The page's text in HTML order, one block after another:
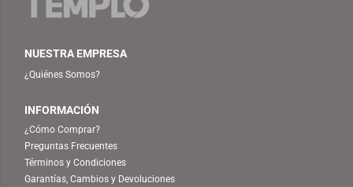
NUESTRA EMPRESA
¿Quiénes Somos?
INFORMACIÓN
¿Cómo Comprar?
Preguntas Frecuentes
Términos y Condiciones
Garantías, Cambios y Devoluciones